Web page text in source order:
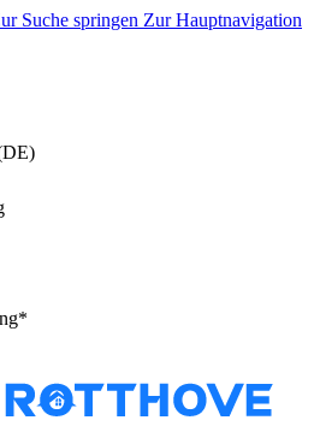
Suche springen Zur Hauptnavigation